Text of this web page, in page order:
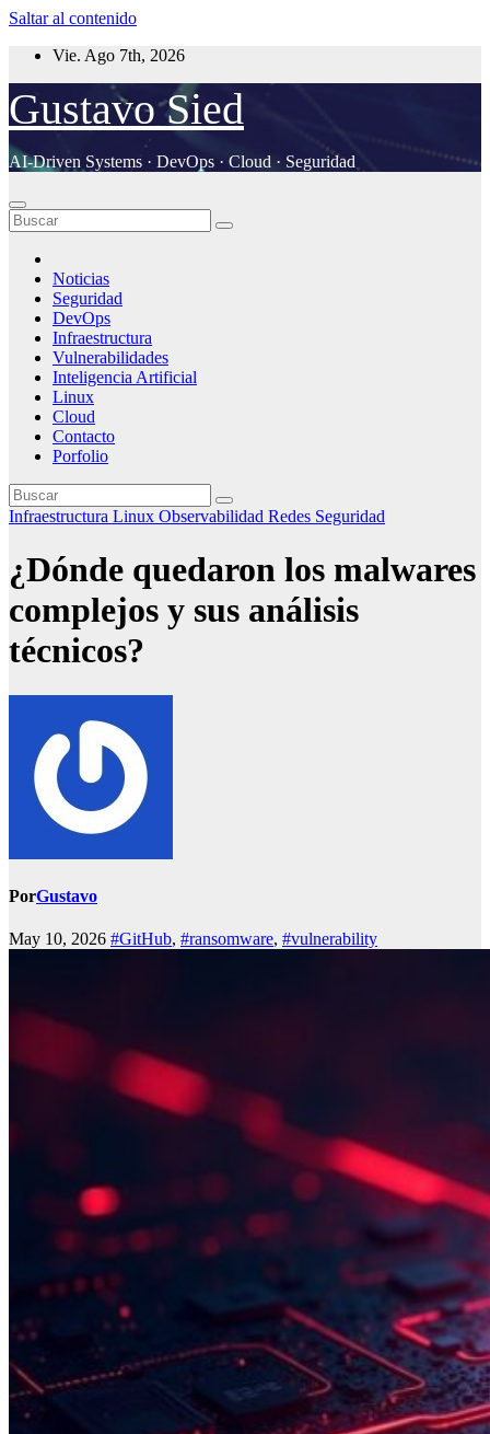
Saltar al contenido
Vie. Ago 7th, 2026
Gustavo Sied
AI-Driven Systems · DevOps · Cloud · Seguridad
Noticias
Seguridad
DevOps
Infraestructura
Vulnerabilidades
Inteligencia Artificial
Linux
Cloud
Contacto
Porfolio
Infraestructura Linux Observabilidad Redes Seguridad
¿Dónde quedaron los malwares
complejos y sus análisis
técnicos?
PorGustavo
May 10, 2026 #GitHub, #ransomware, #vulnerability